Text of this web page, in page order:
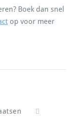
Boek dan snel
op voor meer